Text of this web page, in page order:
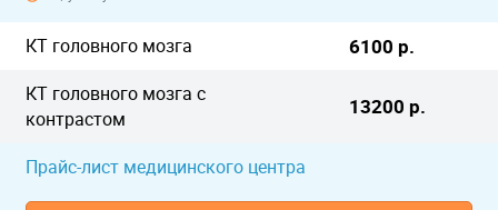
КТ головного мозга 6100 р.
КТ головного мозга с
контрастом
13200 р.
Прайс-лист медицинского центра